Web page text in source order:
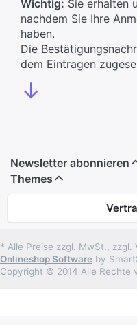
Wichtig: Sie erhalten
nachdem Sie Ihre
haben.
Die
dem Eintragen
↓
Newsletter abonnieren
Themes
* Alle Preise zzgl. MwSt., zzgl.
Onlineshop Software by
Copyright © 2014 Alle Rechte